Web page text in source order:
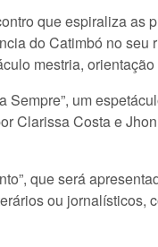
que espiraliza as
do Catimbó no
mestria,
um
Clarissa Costa e
que será
ou jornalísticos,